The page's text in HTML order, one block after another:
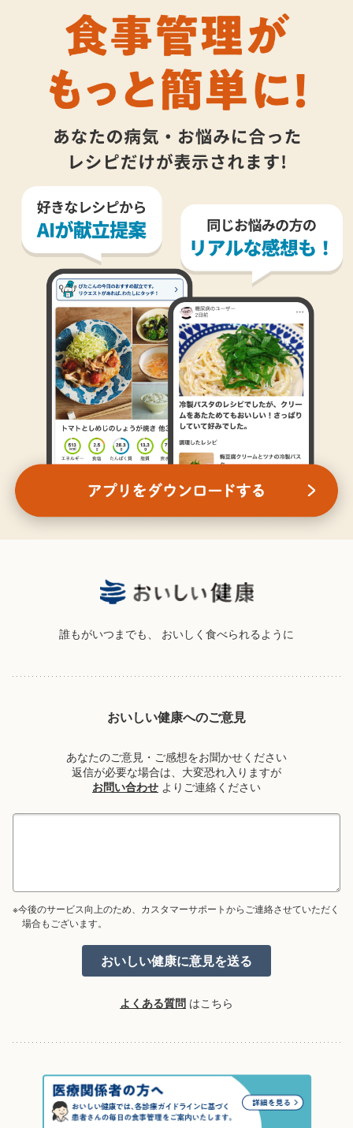
誰もがいつまでも、 おいしく食べられるように
おいしい健康へのご意見
あなたのご意見・ご感想をお聞かせください
返信が必要な場合は、大変恐れ入りますが
お問い合わせ よりご連絡ください
※今後のサービス向上のため、カスタマーサポートからご連絡させていただく
場合もございます。
よくある質問 はこちら